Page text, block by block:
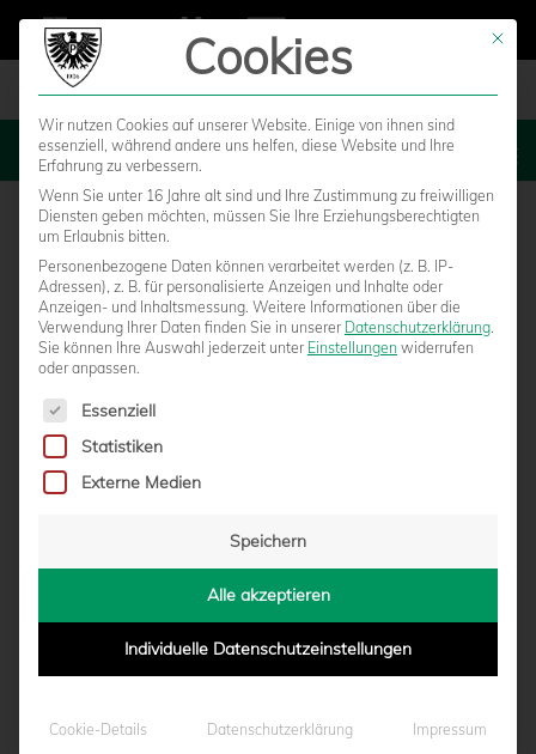
MENU
TENNIS
Im Schatten des LVM-Preußenstadions fliegen die ganz
kleinen Bälle – denn hier hat der Tennis Club im SC
Preußen 06 e.V. Münster sein Zuhause. Und Tennis bei
den Preußen hat eine lange Tradition. Schon seit 1908
wird dem schnellen Ballsport nachgegangen.
Wenn Sie mehr über den Tennis Club erfahren
möchten, besuchen Sie die Internetseite des TCP:
ZUR TCP-WEBSITE
Mit
Cookies
Wir nutzen Cookies auf unserer Website. Einige von ihnen sind
essenziell, während andere uns helfen, diese Website und Ihre
Erfahrung zu verbessern.
Wenn Sie unter 16 Jahre alt sind und Ihre Zustimmung zu freiwilligen
Diensten geben möchten, müssen Sie Ihre Erziehungsberechtigten
um Erlaubnis bitten.
Personenbezogene Daten können verarbeitet werden (z. B. IP-
Adressen), z. B. für personalisierte Anzeigen und Inhalte oder
Anzeigen- und Inhaltsmessung. Weitere Informationen über die
Verwendung Ihrer Daten finden Sie in unserer Datenschutzerklärung.
Sie können Ihre Auswahl jederzeit unter Einstellungen widerrufen
oder anpassen.
Es folgt eine Liste der Service-Gruppen, für die eine
Essenziell
Statistiken
Externe Medien
Speichern
Alle akzeptieren
Individuelle Datenschutzeinstellungen
Cookie-Details Datenschutzerklärung Impressum